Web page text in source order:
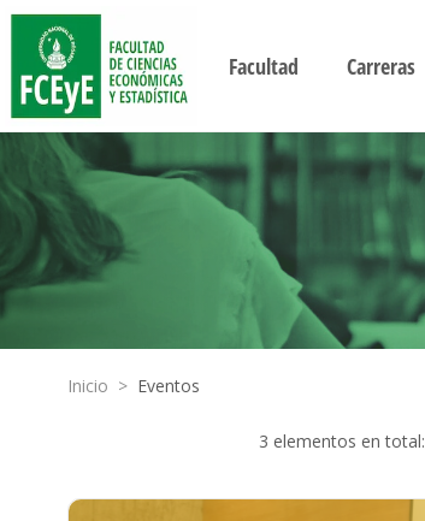
Facultad Carreras
Inicio > Eventos
3 elementos en total: